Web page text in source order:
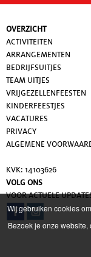
OVERZICHT
ACTIVITEITEN
ARRANGEMENTEN
BEDRIJFSUITJES
TEAM UITJES
VRIJGEZELLENFEESTEN
KINDERFEESTJES
VACATURES
PRIVACY
ALGEMENE
KVK: 14103626
VOLG ONS
VOOR ACTUELE
Wij gebruiken cookies
Bezoek je onze